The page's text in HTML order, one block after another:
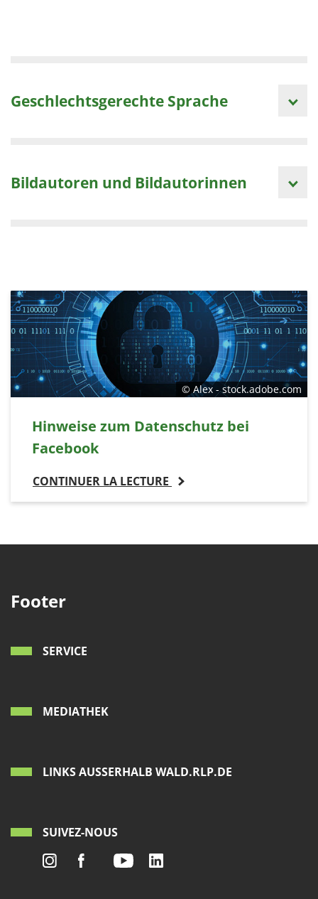
Geschlechtsgerechte Sprache
Bildautoren und Bildautorinnen
© Alex - stock.adobe.com
Hinweise zum Datenschutz bei
Facebook
CONTINUER LA LECTURE
Footer
SERVICE
MEDIATHEK
LINKS AUSSERHALB WALD.RLP.DE
SUIVEZ-NOUS